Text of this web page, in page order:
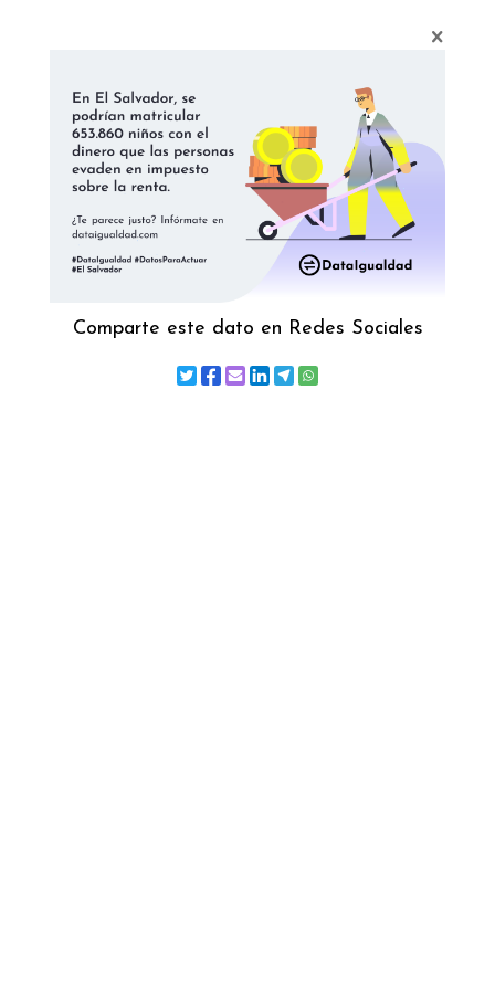
Comparte este dato en Redes Sociales